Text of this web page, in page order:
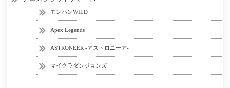
モンハンWILD
Apex Legends
ASTRONEER -アストロニーア-
マイクラダンジョンズ